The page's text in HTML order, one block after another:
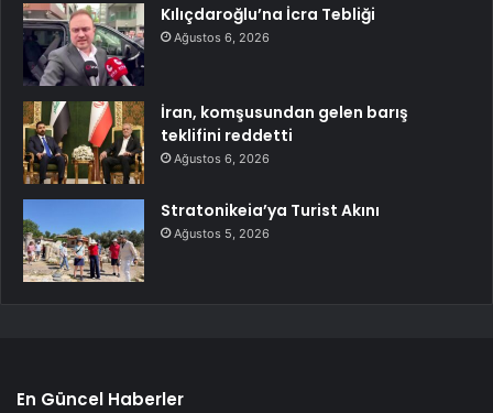
Kılıçdaroğlu’na İcra Tebliği
Ağustos 6, 2026
İran, komşusundan gelen barış
teklifini reddetti
Ağustos 6, 2026
Stratonikeia’ya Turist Akını
Ağustos 5, 2026
En Güncel Haberler